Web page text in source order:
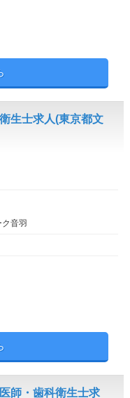
生士求人(東京都文
音羽
師・歯科衛生士求